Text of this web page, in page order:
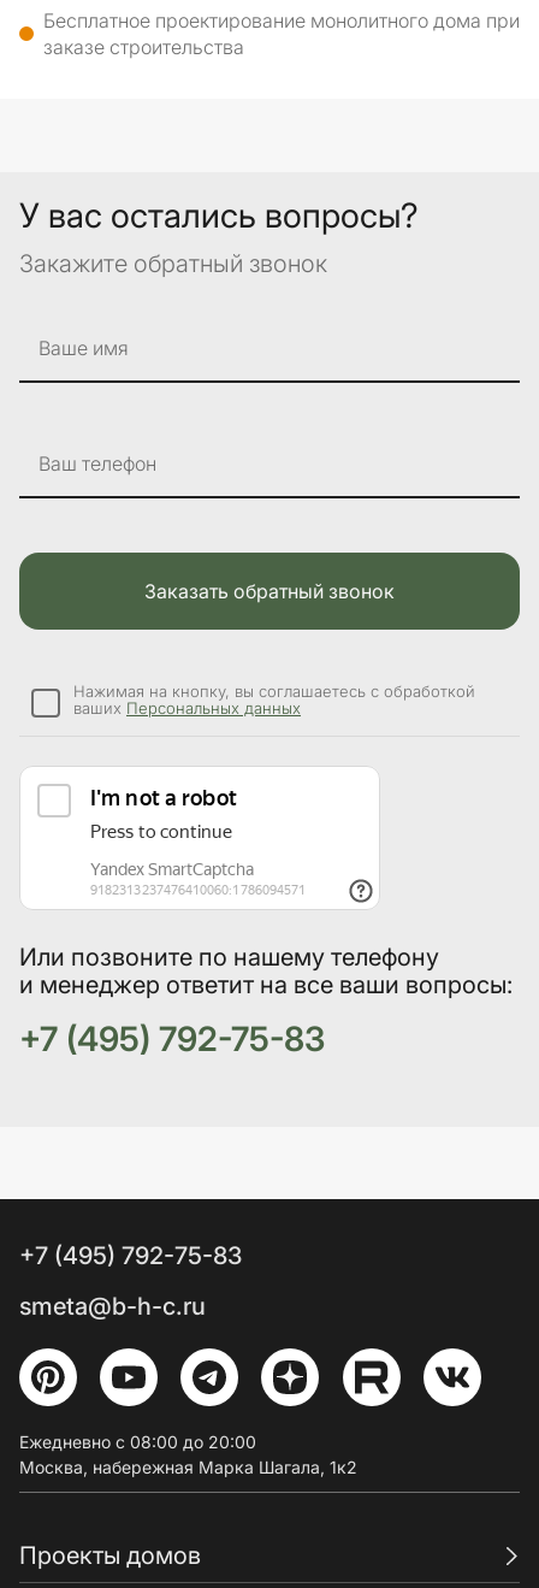
Бесплатное проектирование монолитного дома при
заказе строительства
У вас остались вопросы?
Закажите обратный звонок
Или позвоните по нашему телефону
и менеджер ответит на все ваши вопросы:
+7 (495) 792-75-83
Ваше имя
Ваш телефон
Заказать обратный звонок
Нажимая на кнопку, вы соглашаетесь с обработкой
ваших Персональных данных
Проекты домов
+7 (495) 792-75-83
smeta@b-h-c.ru
Ежедневно с 08:00 до 20:00
Москва, набережная Марка Шагала, 1к2